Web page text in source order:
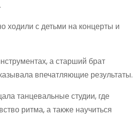
ходили с детьми на концерты и
а старший брат
впечатляющие результаты.
танцевальные студии, где
ритма, а также научиться